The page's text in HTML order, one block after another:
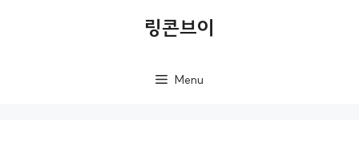
링콘브이
Menu